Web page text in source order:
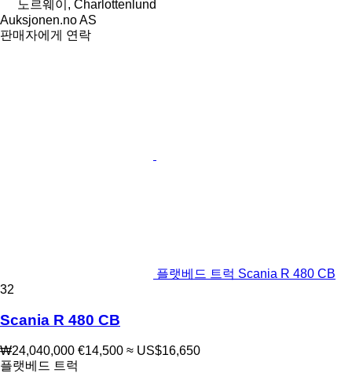
노르웨이, Charlottenlund
Auksjonen.no AS
판매자에게 연락
플랫베드 트럭 Scania R 480 CB
32
Scania R 480 CB
₩24,040,000 €14,500 ≈ US$16,650
플랫베드 트럭